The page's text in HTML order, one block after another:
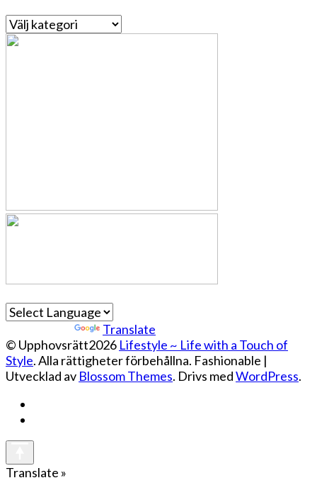
Kategorier
Translate
© Upphovsrätt2026 Lifestyle ~ Life with a Touch of
Style. Alla rättigheter förbehållna. Fashionable |
Utvecklad av Blossom Themes. Drivs medWordPress.
Translate »